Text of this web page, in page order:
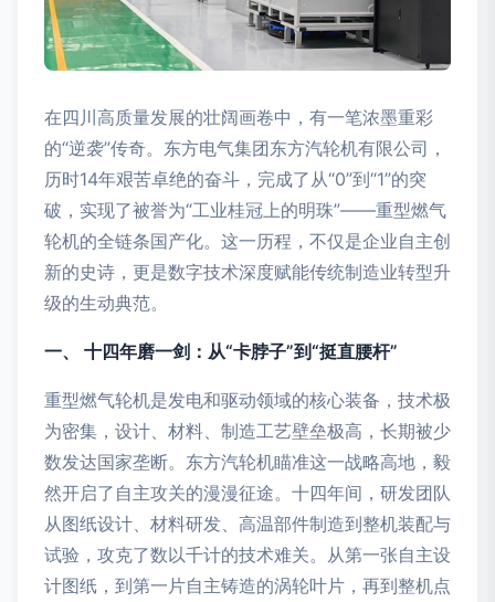
在四川高质量发展的壮阔画卷中，有一笔浓墨重彩
的“逆袭”传奇。东方电气集团东方汽轮机有限公司，
历时14年艰苦卓绝的奋斗，完成了从“0”到“1”的突
破，实现了被誉为“工业桂冠上的明珠”——重型燃气
轮机的全链条国产化。这一历程，不仅是企业自主创
新的史诗，更是数字技术深度赋能传统制造业转型升
级的生动典范。
一、 十四年磨一剑：从“卡脖子”到“挺直腰杆”
重型燃气轮机是发电和驱动领域的核心装备，技术极
为密集，设计、材料、制造工艺壁垒极高，长期被少
数发达国家垄断。东方汽轮机瞄准这一战略高地，毅
然开启了自主攻关的漫漫征途。十四年间，研发团队
从图纸设计、材料研发、高温部件制造到整机装配与
试验，攻克了数以千计的技术难关。从第一张自主设
计图纸，到第一片自主铸造的涡轮叶片，再到整机点